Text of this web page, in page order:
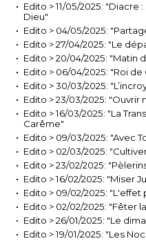
Edito > 11/05/2025: "Diacre
Dieu"
Edito > 04/05/2025:
Edito > 27/04/2025: "Le
Edito > 20/04/2025: "Matin
Edito > 06/04/2025: "Roi de
Edito > 30/03/2025:
Edito > 23/03/2025: "Ouvrir
Edito > 16/03/2025: "La
Carême"
Edito > 09/03/2025: "Avec
Edito > 02/03/2025:
Edito > 23/02/2025:
Edito > 16/02/2025: "Miser
Edito > 09/02/2025: "L'effet
Edito > 02/02/2025: "Fêter
Edito > 26/01/2025: "Le
Edito > 19/01/2025: "Les